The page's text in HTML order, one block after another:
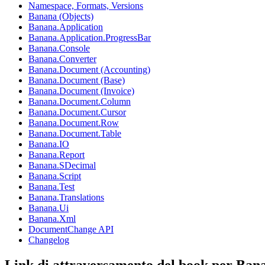
Namespace, Formats, Versions
Banana (Objects)
Banana.Application
Banana.Application.ProgressBar
Banana.Console
Banana.Converter
Banana.Document (Accounting)
Banana.Document (Base)
Banana.Document (Invoice)
Banana.Document.Column
Banana.Document.Cursor
Banana.Document.Row
Banana.Document.Table
Banana.IO
Banana.Report
Banana.SDecimal
Banana.Script
Banana.Test
Banana.Translations
Banana.Ui
Banana.Xml
DocumentChange API
Changelog